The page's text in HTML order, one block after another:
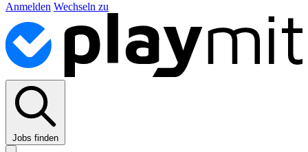
Anmelden Wechseln zu
Jobs finden